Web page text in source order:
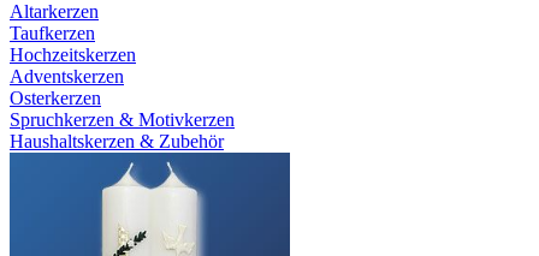
Altarkerzen
Taufkerzen
Hochzeitskerzen
Adventskerzen
Osterkerzen
Spruchkerzen & Motivkerzen
Haushaltskerzen & Zubehör